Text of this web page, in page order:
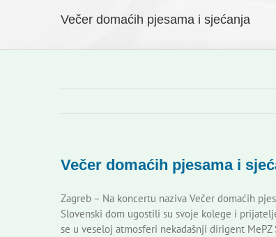
Večer domaćih pjesama i sjećanja
Večer domaćih pjesama i
Zagreb – Na koncertu naziva Večer domaćih
Slovenski dom ugostili su svoje kolege i
se u veseloj atmosferi nekadašnji dirigent MePZ